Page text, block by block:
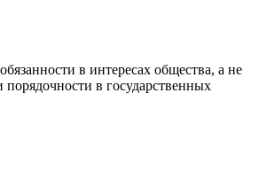
в интересах общества, а не
в государственных